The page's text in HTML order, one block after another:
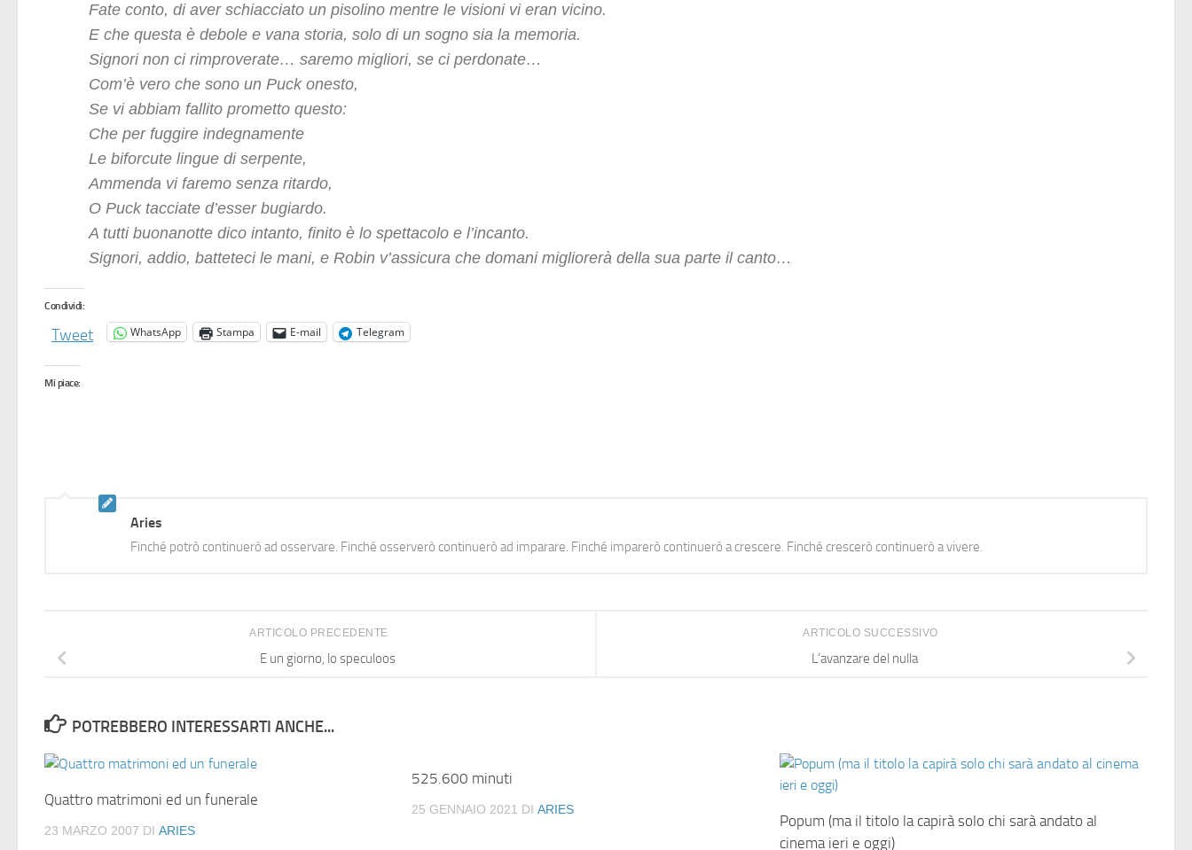
Fate conto, di aver schiacciato un pisolino mentre le visioni vi eran vicino.
E che questa è debole e vana storia, solo di un sogno sia la memoria.
Signori non ci rimproverate… saremo migliori, se ci perdonate…
Com’è vero che sono un Puck onesto,
Se vi abbiam fallito prometto questo:
Che per fuggire indegnamente
Le biforcute lingue di serpente,
Ammenda vi faremo senza ritardo,
O Puck tacciate d’esser bugiardo.
A tutti buonanotte dico intanto, finito è lo spettacolo e l’incanto.
Signori, addio, batteteci le mani, e Robin v’assicura che domani migliorerà della sua parte il canto…
Condividi:
Tweet WhatsApp Stampa E-mail Telegram
Mi piace:
Aries
Finché potrò continuerò ad osservare. Finché osserverò continuerò ad imparare. Finché imparerò continuerò a crescere. Finché crescerò continuerò a vivere.
ARTICOLO SUCCESSIVO
L’avanzare del nulla
ARTICOLO PRECEDENTE
E un giorno, lo speculoos
POTREBBERO INTERESSARTI ANCHE...
Quattro matrimoni ed un funerale
23 MARZO 2007 DI ARIES
525.600 minuti
25 GENNAIO 2021 DIARIES
Popum (ma il titolo la capirà solo chi sarà andato al
cinema ieri e oggi)